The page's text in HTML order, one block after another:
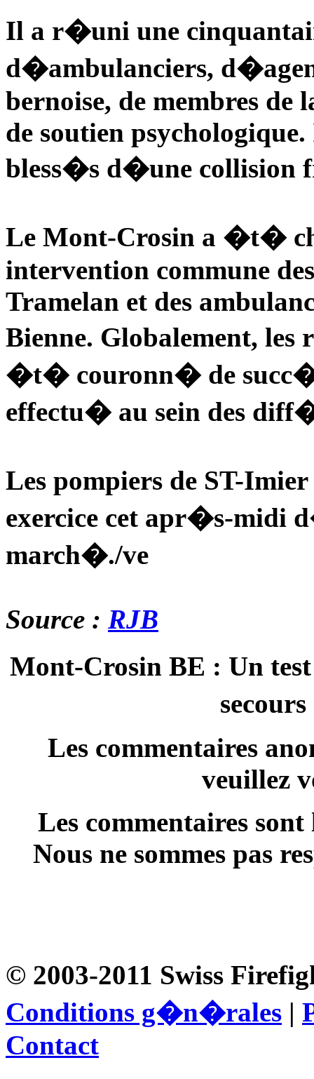
Il a r�uni une
d�ambulanciers,
bernoise, de membres de
de soutien
bless�s d�une collision
Le Mont-Crosin a �t�
intervention commune
Tramelan et des
Bienne. Globalement, les
�t� couronn� de
effectu� au sein des
Les pompiers de ST-
exercice cet apr�s-midi
march�./ve
Source : RJB
Mont-Crosin BE : Un
Les commentaires
veuillez
Les commentaires
Nous ne sommes pas
© 2003-2011 Swiss
Conditions g�n�rales |
Contact